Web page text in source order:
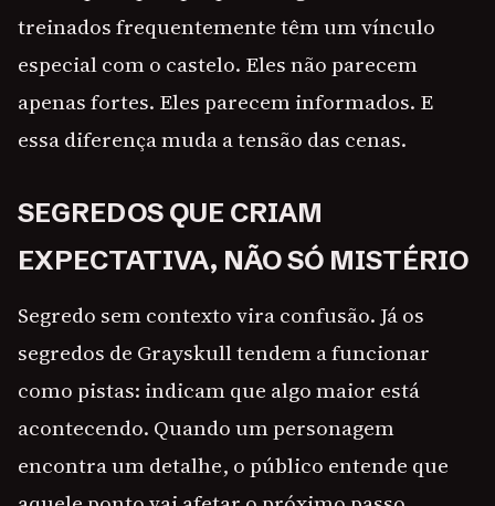
treinados frequentemente têm um vínculo
especial com o castelo. Eles não parecem
apenas fortes. Eles parecem informados. E
essa diferença muda a tensão das cenas.
SEGREDOS QUE CRIAM
EXPECTATIVA, NÃO SÓ MISTÉRIO
Segredo sem contexto vira confusão. Já os
segredos de Grayskull tendem a funcionar
como pistas: indicam que algo maior está
acontecendo. Quando um personagem
encontra um detalhe, o público entende que